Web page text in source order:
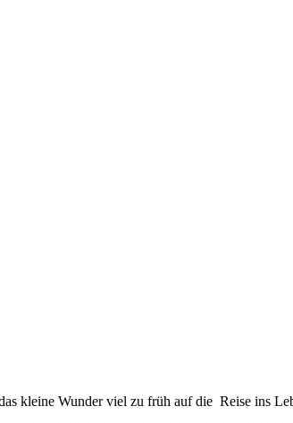
kleine Wunder viel zu früh auf die Reise ins